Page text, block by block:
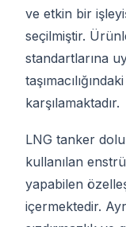
ve etkin bir
seçilmiştir.
standartlarına
karşılamaktadır.
LNG tanker
kullanılan
yapabilen
içermektedir.